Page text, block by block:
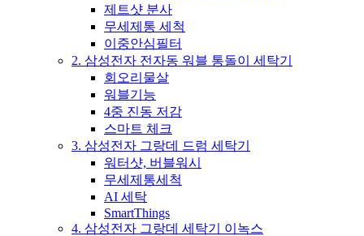
제트샷 분사
무세제통 세척
이중안심필터
2. 삼성전자 전자동 워블 통돌이 세탁기
회오리물살
워블기능
4중 진동 저감
스마트 체크
3. 삼성전자 그랑데 드럼 세탁기
워터샷, 버블워시
무세제통세척
AI 세탁
SmartThings
4. 삼성전자 그랑데 세탁기 이녹스